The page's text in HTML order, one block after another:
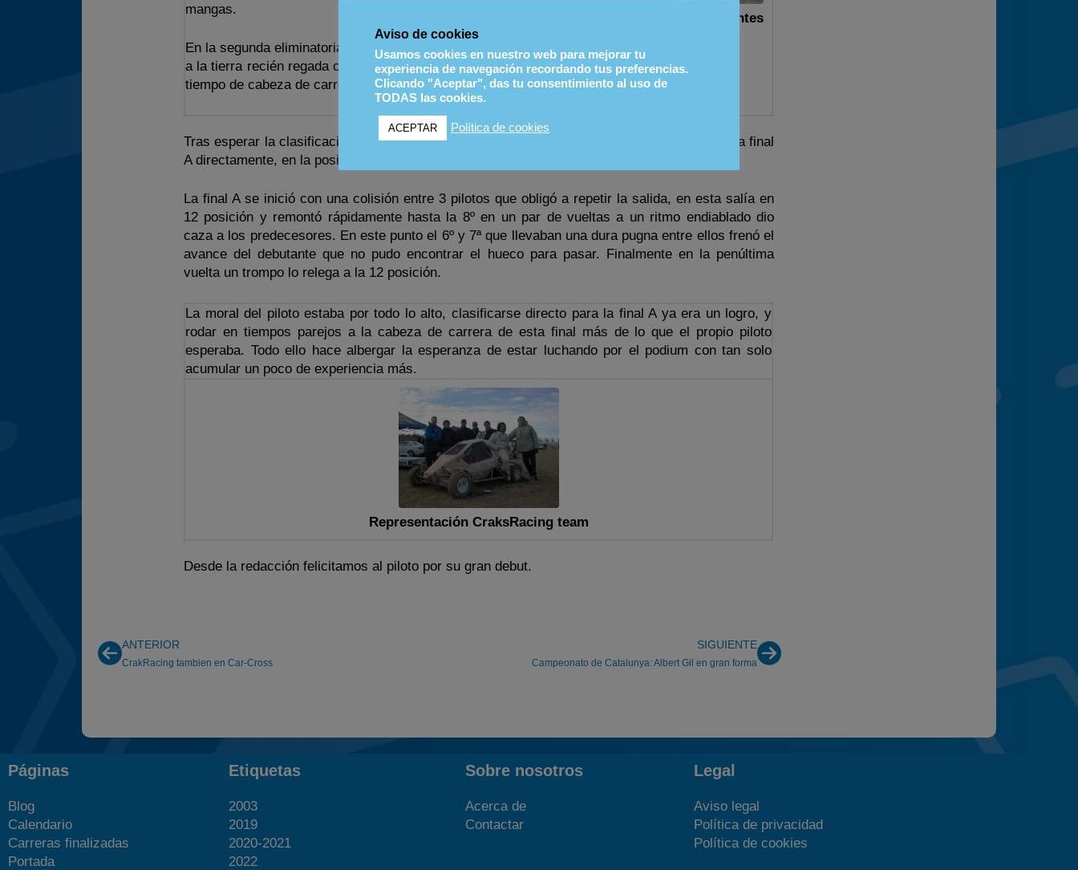
mangas.
En la segunda eliminatoria, al piloto le costó un par de vueltas coger el “feeling”
a la tierra recién regada con ruedas sin tacos, a partir de ese momento rodó en
tiempo de cabeza de carrera y finalizando en una magnifica 5º posición.
Espeluznantes
Tras esperar la clasificación para la final, llegó la sorpresa, el piloto del Craks se metía en la final
A directamente, en la posición 12 por delante de los 3 pilotos que saldrían de la repesca.
La final A se inició con una colisión entre 3 pilotos que obligó a repetir la salida, en esta salía en
12 posición y remontó rápidamente hasta la 8º en un par de vueltas a un ritmo endiablado dio
caza a los predecesores. En este punto el 6º y 7ª que llevaban una dura pugna entre ellos frenó el
avance del debutante que no pudo encontrar el hueco para pasar. Finalmente en la penúltima
vuelta un trompo lo relega a la 12 posición.
La moral del piloto estaba por todo lo alto, clasificarse directo para la final A ya era un logro, y
rodar en tiempos parejos a la cabeza de carrera de esta final más de lo que el propio piloto
esperaba. Todo ello hace albergar la esperanza de estar luchando por el podium con tan solo
acumular un poco de experiencia más.
Representación CraksRacing team
Desde la redacción felicitamos al piloto por su gran debut.
ANTERIOR
CrakRacing tambien en Car-Cross
SIGUIENTE
Campeonato de Catalunya: Albert Gil en gran forma
Páginas
Blog
Calendario
Carreras finalizadas
Portada
Etiquetas
2003
2019
2020-2021
2022
Sobre nosotros
Acerca de
Contactar
Legal
Aviso legal
Política de privacidad
Política de cookies
Aviso de cookies
Usamos cookies en nuestro web para mejorar tu
experiencia de navegación recordando tus preferencias.
Clicando "Aceptar", das tu consentimiento al uso de
TODAS las cookies.
ACEPTAR Política de cookies